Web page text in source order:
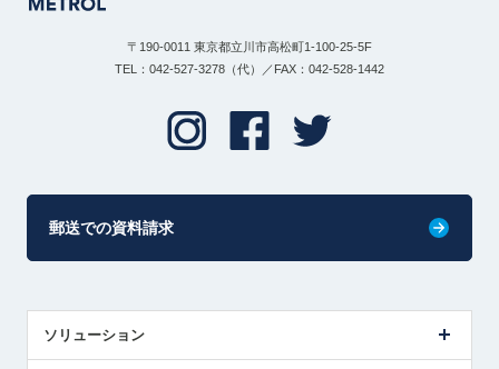
〒190-0011 東京都立川市高松町1-100-25-5F
TEL：042-527-3278（代）／FAX：042-528-1442
郵送での資料請求
ソリューション